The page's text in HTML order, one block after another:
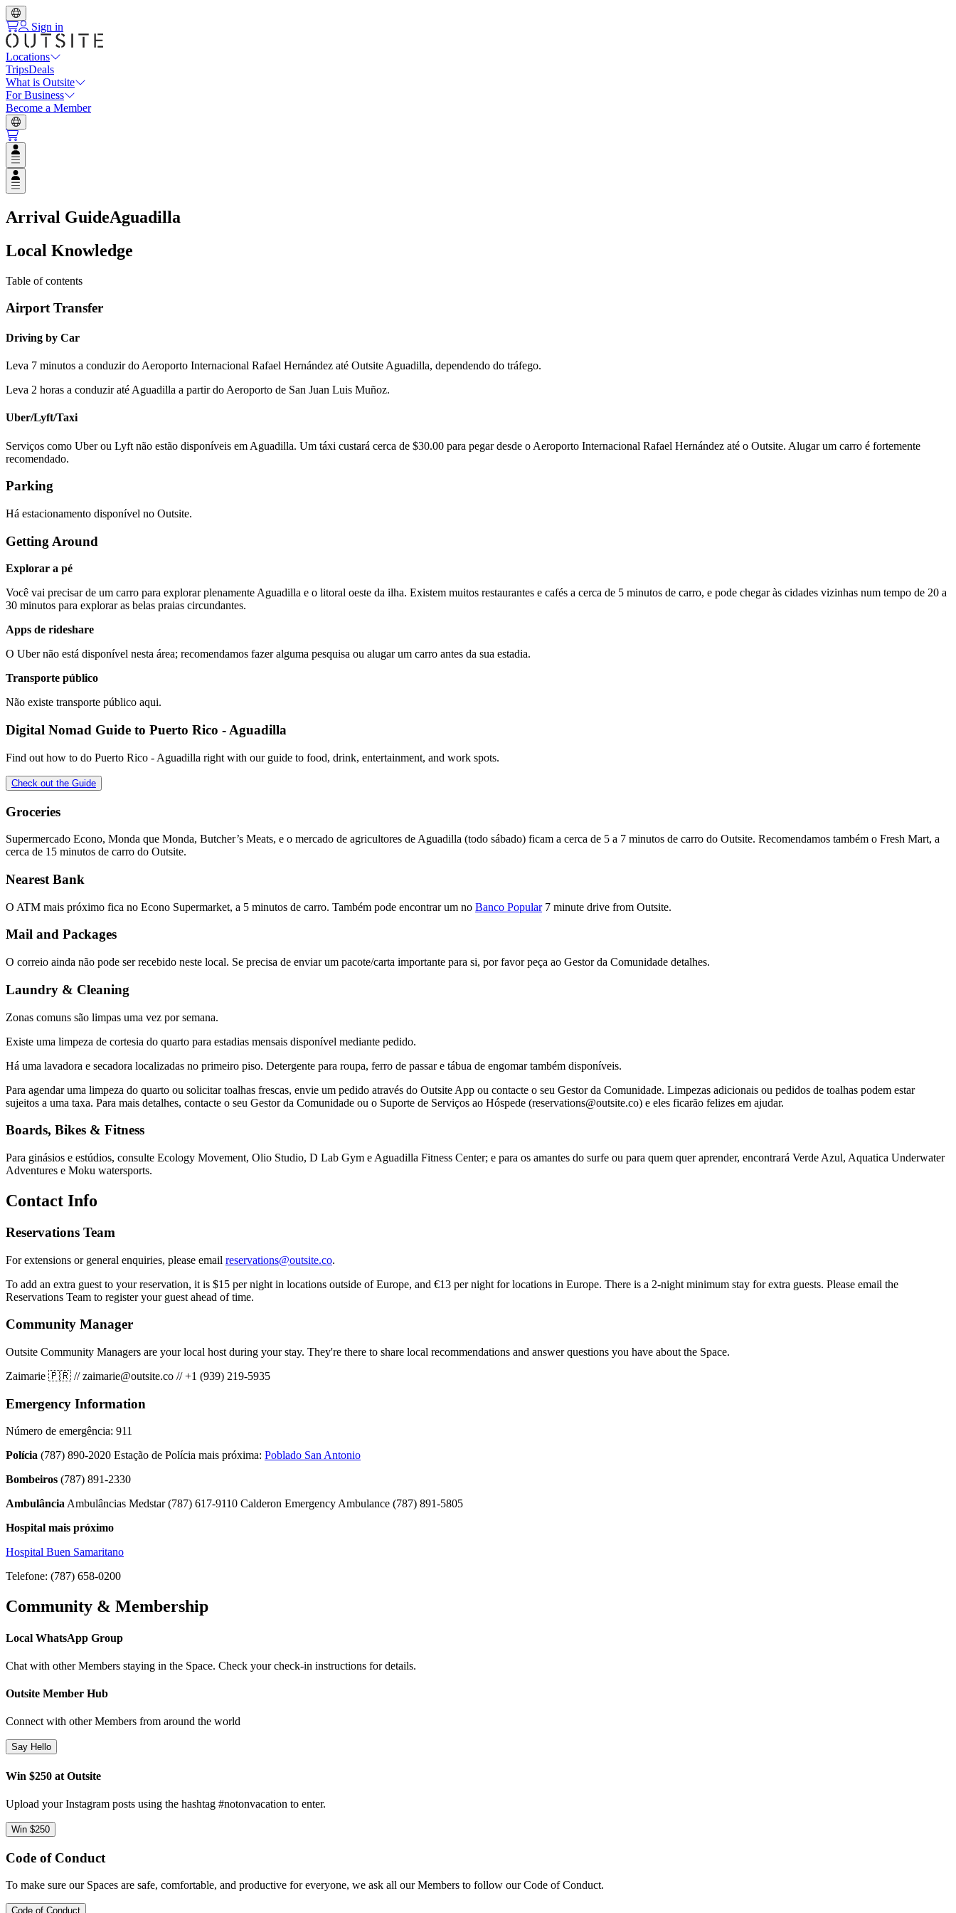
Sign in
Locations
TripsDeals
What is Outsite
For Business
Become a Member
Open user menu
Open user menu
Arrival GuideAguadilla
Local Knowledge
Table of contents
Airport Transfer
Driving by Car
Leva 7 minutos a conduzir do Aeroporto Internacional Rafael Hernández até Outsite Aguadilla, dependendo do tráfego.
Leva 2 horas a conduzir até Aguadilla a partir do Aeroporto de San Juan Luis Muñoz.
Uber/Lyft/Taxi
Serviços como Uber ou Lyft não estão disponíveis em Aguadilla. Um táxi custará cerca de $30.00 para pegar desde o Aeroporto Internacional Rafael Hernández até o Outsite. Alugar um carro é fortemente
recomendado.
Parking
Há estacionamento disponível no Outsite.
Getting Around
Explorar a pé
Você vai precisar de um carro para explorar plenamente Aguadilla e o litoral oeste da ilha. Existem muitos restaurantes e cafés a cerca de 5 minutos de carro, e pode chegar às cidades vizinhas num tempo de 20 a
30 minutos para explorar as belas praias circundantes.
Apps de rideshare
O Uber não está disponível nesta área; recomendamos fazer alguma pesquisa ou alugar um carro antes da sua estadia.
Transporte público
Não existe transporte público aqui.
Digital Nomad Guide to Puerto Rico - Aguadilla
Find out how to do Puerto Rico - Aguadilla right with our guide to food, drink, entertainment, and work spots.
Check out the Guide
Groceries
Supermercado Econo, Monda que Monda, Butcher’s Meats, e o mercado de agricultores de Aguadilla (todo sábado) ficam a cerca de 5 a 7 minutos de carro do Outsite. Recomendamos também o Fresh Mart, a
cerca de 15 minutos de carro do Outsite.
Nearest Bank
O ATM mais próximo fica no Econo Supermarket, a 5 minutos de carro. Também pode encontrar um no Banco Popular7 minute drive from Outsite.
Mail and Packages
O correio ainda não pode ser recebido neste local. Se precisa de enviar um pacote/carta importante para si, por favor peça ao Gestor da Comunidade detalhes.
Laundry & Cleaning
Zonas comuns são limpas uma vez por semana.
Existe uma limpeza de cortesia do quarto para estadias mensais disponível mediante pedido.
Há uma lavadora e secadora localizadas no primeiro piso. Detergente para roupa, ferro de passar e tábua de engomar também disponíveis.
Para agendar uma limpeza do quarto ou solicitar toalhas frescas, envie um pedido através do Outsite App ou contacte o seu Gestor da Comunidade. Limpezas adicionais ou pedidos de toalhas podem estar
sujeitos a uma taxa. Para mais detalhes, contacte o seu Gestor da Comunidade ou o Suporte de Serviços ao Hóspede (reservations@outsite.co) e eles ficarão felizes em ajudar.
Boards, Bikes & Fitness
Para ginásios e estúdios, consulte Ecology Movement, Olio Studio, D Lab Gym e Aguadilla Fitness Center; e para os amantes do surfe ou para quem quer aprender, encontrará Verde Azul, Aquatica Underwater
Adventures e Moku watersports.
Contact Info
Reservations Team
For extensions or general enquiries, please email reservations@outsite.co.
To add an extra guest to your reservation, it is $15 per night in locations outside of Europe, and €13 per night for locations in Europe. There is a 2-night minimum stay for extra guests. Please email the
Reservations Team to register your guest ahead of time.
Community Manager
Outsite Community Managers are your local host during your stay. They're there to share local recommendations and answer questions you have about the Space.
Zaimarie 🇵🇷 //zaimarie@outsite.co //+1 (939) 219-5935
Emergency Information
Número de emergência: 911
Polícia (787) 890-2020 Estação de Polícia mais próxima: Poblado San Antonio
Bombeiros (787) 891-2330
AmbulânciaAmbulâncias Medstar (787) 617-9110 Calderon Emergency Ambulance (787) 891-5805
Hospital mais próximo
Hospital Buen Samaritano
Telefone: (787) 658-0200
Community & Membership
Local WhatsApp Group
Chat with other Members staying in the Space. Check your check-in instructions for details.
Outsite Member Hub
Connect with other Members from around the world
Say Hello
Win $250 at Outsite
Upload your Instagram posts using the hashtag #notonvacation to enter.
Win $250
Code of Conduct
To make sure our Spaces are safe, comfortable, and productive for everyone, we ask all our Members to follow our Code of Conduct.
Code of Conduct